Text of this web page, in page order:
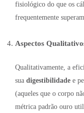
fisiológico do que os
frequentemente
Aspectos
Qualitativamente, a
sua digestibilidade e
(aqueles que o corpo
métrica padrão ouro